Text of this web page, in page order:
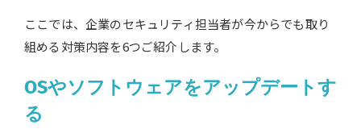
ここでは、企業のセキュリティ担当者が今からでも取り
組める対策内容を6つご紹介します。
OSやソフトウェアをアップデートす
る